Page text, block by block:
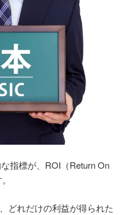
指標が、ROI（Return On
どれだけの利益が得られた